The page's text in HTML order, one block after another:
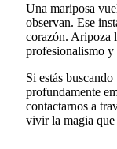
Una mariposa
observan. Ese
corazón. Aripoza
profesionalismo y
Si estás
profundamente
contactarnos a
vivir la magia